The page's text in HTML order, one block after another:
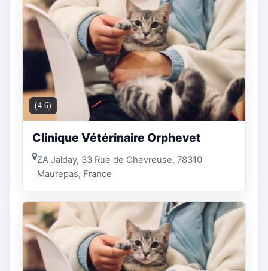
(4.6)
Clinique Vétérinaire Orphevet
ZA Jalday, 33 Rue de Chevreuse, 78310
Maurepas, France